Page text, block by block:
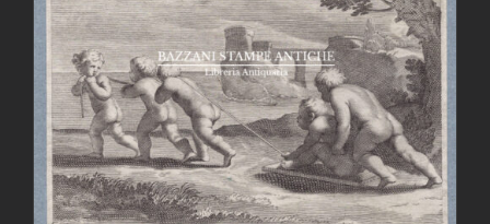
AGGIUNGI AL CARRELLO / DETTAGLI